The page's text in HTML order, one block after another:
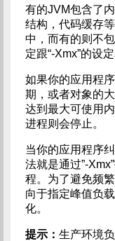
有的JVM包含了
结构，代码缓存
中，而有的则不
定跟“-Xmx”的设定
如果你的应用程
期，或者对象的
达到最大可使用
进程则会停止。
当你的应用程序
法就是通过”-
程。为了避免频
向于指定峰值负
化。
提示： 生产环境